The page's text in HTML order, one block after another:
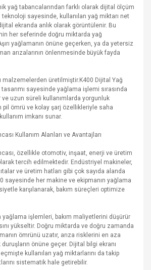
yağ tabancalarından farklı olarak dijital ölçüm
teknoloji sayesinde, kullanılan yağ miktarı net
ekranda anlık olarak görüntülenir. Bu
her seferinde doğru miktarda yağ
yağlamanın önüne geçerken, ya da yetersiz
arızalarının önlenmesinde büyük fayda
malzemelerden üretilmiştir.K400 Dijital Yağ
sayesinde yağlama işlemi sırasında
ve uzun süreli kullanımlarda yorgunluk
pil ömrü ve kolay şarj özellikleriyle saha
imkanı sunar.
Kullanım Alanları ve Avantajları
özellikle otomotiv, inşaat, enerji ve üretim
tercih edilmektedir. Endüstriyel makineler,
ve üretim hatları gibi çok sayıda alanda
sayesinde her makine ve ekipmanın yağlama
karşılanarak, bakım süreçleri optimize
yağlama işlemleri, bakım maliyetlerini düşürür
yükseltir. Doğru miktarda ve doğru zamanda
ömrünü uzatır, arıza risklerini en aza
önüne geçer. Dijital bilgi ekranı
kullanılan yağ miktarlarını da takip
sistematik hale getirebilir.